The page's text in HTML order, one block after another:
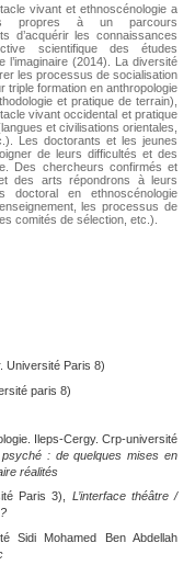
vivant et ethnoscénologie a
propres à un parcours
d’acquérir les connaissances
scientifique des études
l’imaginaire (2014). La diversité
les processus de socialisation
triple formation en anthropologie
et pratique de terrain),
vivant occidental et pratique
et civilisations orientales,
Les doctorants et les jeunes
de leurs difficultés et des
Des chercheurs confirmés et
des arts répondrons à leurs
en ethnoscénologie
les processus de
comités de sélection, etc.).
Université Paris 8)
paris 8)
Ileps-Cergy. Crp-université
: de quelques mises en
réalités
Paris 3), L’interface théâtre /
Sidi Mohamed Ben Abdellah